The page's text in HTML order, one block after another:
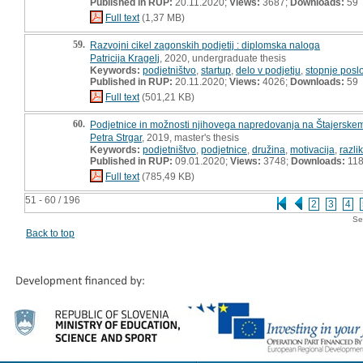
51 - 60 / 196 2 3 4
Full text(1,37 MB)
59. Razvojni cikel zagonskih podjetij : diplomska naloga
Patricija Kragelj , 2020, undergraduate thesis
Keywords: podjetništvo startup delo v podjetju stopnje
Published in RUP: 20.11.2020; Views: 4026; Downloads: 59
Full text(501,21 KB)
60. Podjetnice in možnosti njihovega napredovanja na
Petra Strgar, 2019, master's thesis
Keywords: podjetništvo podjetnice družina motivacija
Published in RUP: 09.01.2020; Views: 3748; Downloads: 118
Full text(785,49 KB)
Back to top